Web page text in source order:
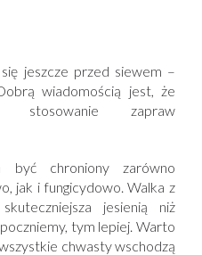
jeszcze przed siewem –
wiadomością jest, że
stosowanie zapraw
być chroniony zarówno
jak i fungicydowo. Walka z
jesienią niż
tym lepiej. Warto
chwasty wschodzą